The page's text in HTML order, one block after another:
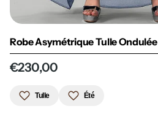
Robe Asymétrique Tulle Ondulée
€230,00
Tulle Été